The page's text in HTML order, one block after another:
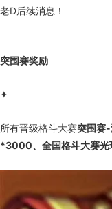
老D后续消息！
突围赛奖励
✦
所有晋级格斗大赛突围赛
*3000、全国格斗大赛光